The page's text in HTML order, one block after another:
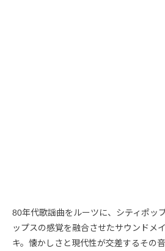
80年代歌謡曲をルーツに、シティポッ
ップスの感覚を融合させたサウンドメ
キ。懐かしさと現代性が交差するその